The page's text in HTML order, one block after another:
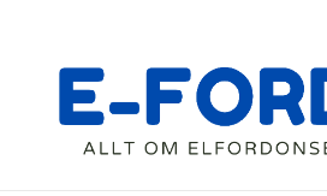
content